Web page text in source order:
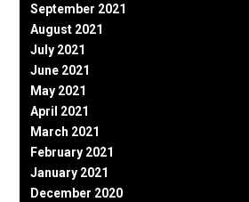
September 2021
August 2021
July 2021
June 2021
May 2021
April 2021
March 2021
February 2021
January 2021
December 2020